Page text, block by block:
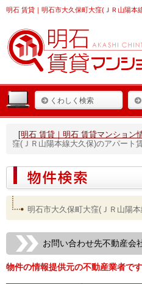
明石 賃貸 ｜明石市大久保町大窪(ＪＲ山陽
くわしく検索
[明石 賃貸｜明石 賃貸マンション
窪(ＪＲ山陽本線大久保)のアパート
明石市大久保町大窪(ＪＲ山陽
お問い合わせ先不動産会
物件の情報提供元の不動産業者で